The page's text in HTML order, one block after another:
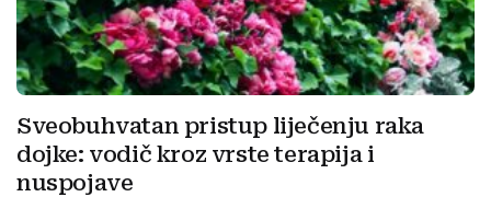
Sveobuhvatan pristup liječenju raka
dojke: vodič kroz vrste terapija i
nuspojave